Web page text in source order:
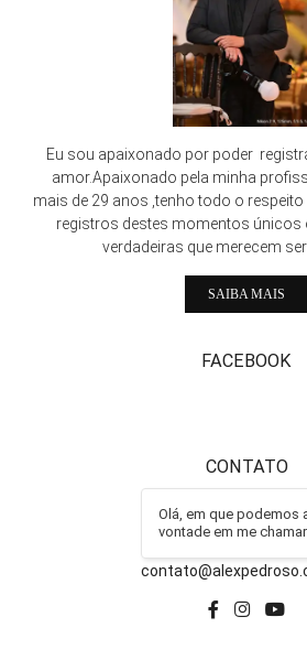
Eu sou apaixonado por poder
amor.Apaixonado pela minha
mais de 29 anos ,tenho todo o
registros destes momentos únicos
verdadeiras que merecem ser
SAIBA MAIS
FACEBOOK
CONTATO
011-997221254
Olá, em que podemos
vontade em me